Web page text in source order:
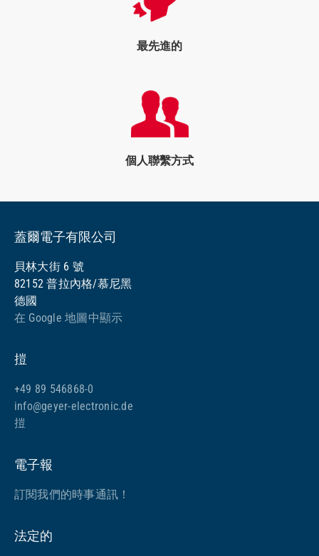
最先進的
個人聯繫方式
蓋爾電子有限公司
貝林大街 6 號
82152 普拉內格/慕尼黑
德國
在 Google 地圖中顯示
㨟
+49 89 546868-0
info@geyer-electronic.de
㨟
電子報
訂閱我們的時事通訊！
法定的